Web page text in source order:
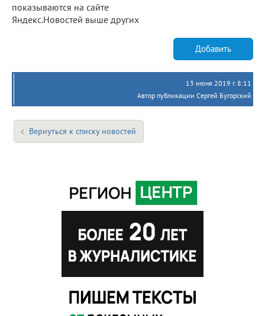
показываются на сайте
Яндекс.Новостей выше других
Добавить
13 июня 2019 г. 8:11
Автор публикации Сергей Бугорский
Вернуться к списку новостей